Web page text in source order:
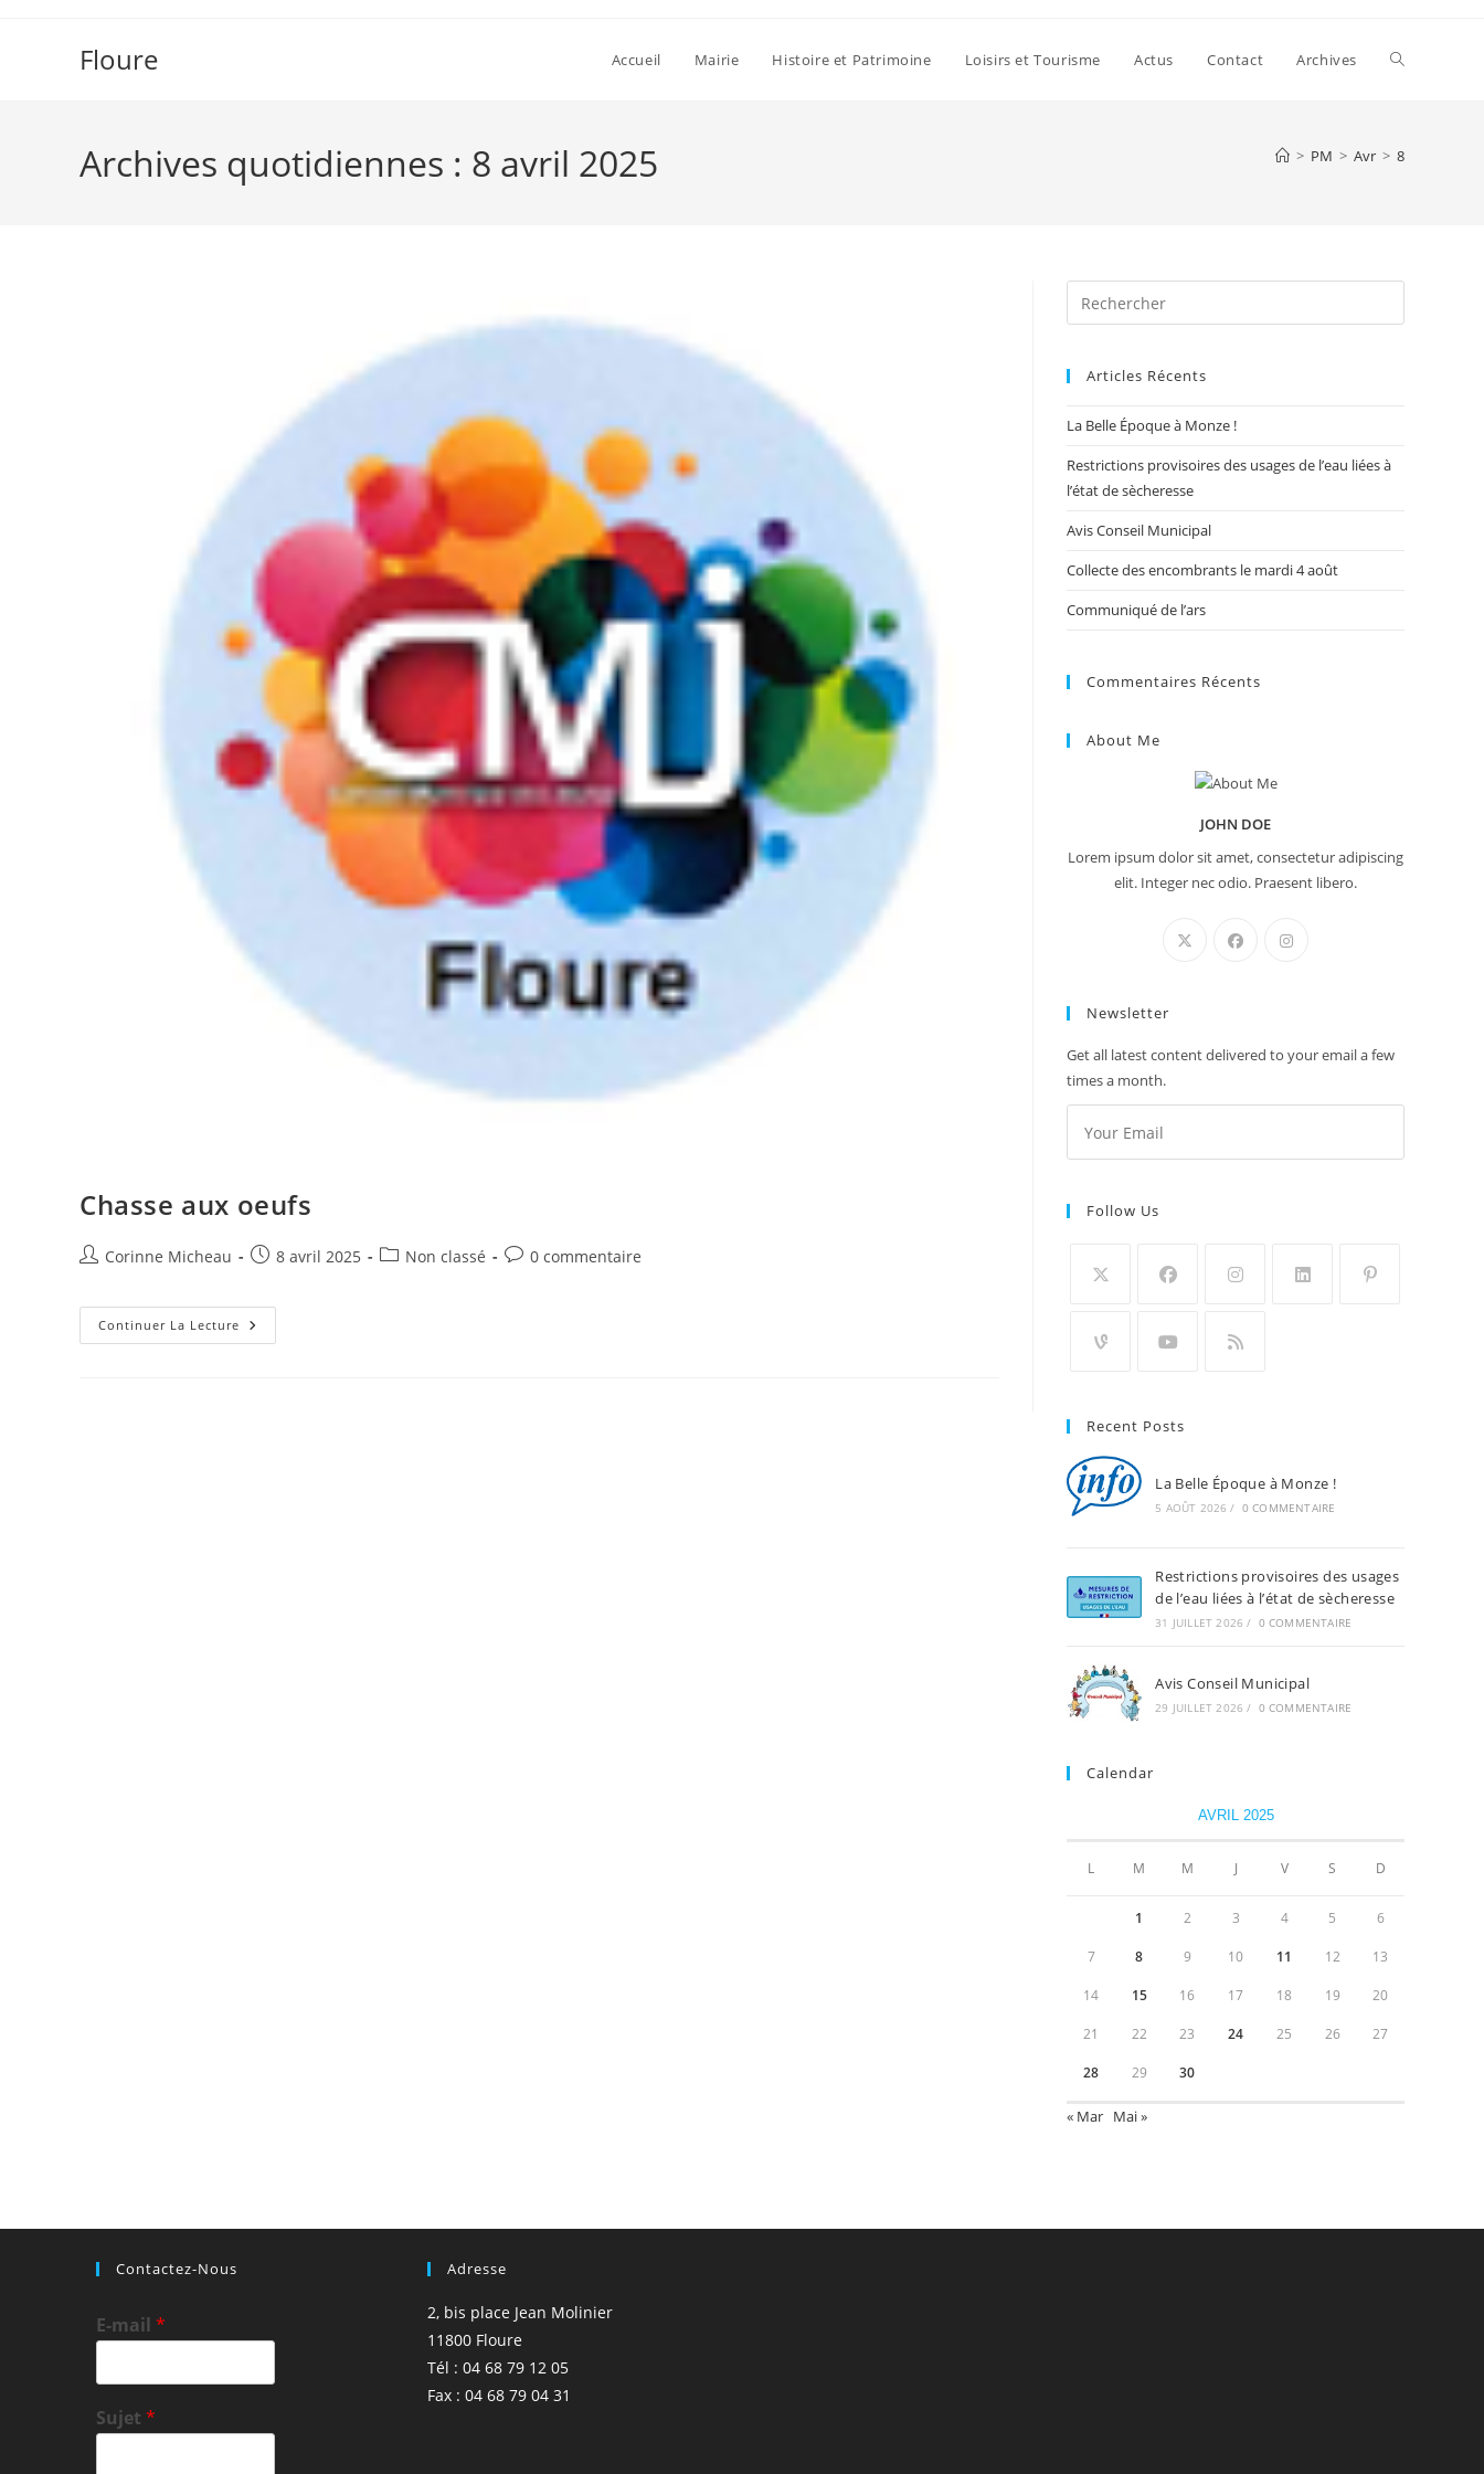
Floure Accueil Mairie Histoire et Patrimoine Loisirs et Tourisme Actus Contact Archives Toggle
Archives quotidiennes : 8 avril 2025 > PM > Avr > 8
Chasse aux oeufs
Auteur/autrice
publication :
Corinne Micheau
Publication
8 avril 2025
PostNon classé
Commentaires
0 commentaire
Continuer La Lecture Chasse
Aux
Escape
Articles Récents
La Belle Époque à Monze !
Restrictions provisoires des usages de l’eau liées à
l’état de sècheresse
Avis Conseil Municipal
Collecte des encombrants le mardi 4 août
Communiqué de l’ars
Commentaires Récents
About Me
JOHN DOE
Lorem ipsum dolor sit amet, consectetur adipiscing
elit. Integer nec odio. Praesent libero.
Newsletter
Get all latest content delivered to your email a few
times a month.
Follow Us
Recent Posts
La Belle Époque à Monze !
5 AOÛT 2026 / 0 COMMENTAIRE
Restrictions provisoires des usages
de l’eau liées à l’état de sècheresse
31 JUILLET 2026 / 0 COMMENTAIRE
Avis Conseil Municipal
29 JUILLET 2026 / 0 COMMENTAIRE
Calendar
AVRIL 2025
L M M J V S D
1 2 3 4 5 6
7 8 9 10 11 12 13
14 15 16 17 18 19 20
21 22 23 24 25 26 27
28 29 30
« Mar Mai »
Contactez-Nous
E-mail *
Sujet *
Adresse
2, bis place Jean Molinier
11800 Floure
Tél : 04 68 79 12 05
Fax : 04 68 79 04 31